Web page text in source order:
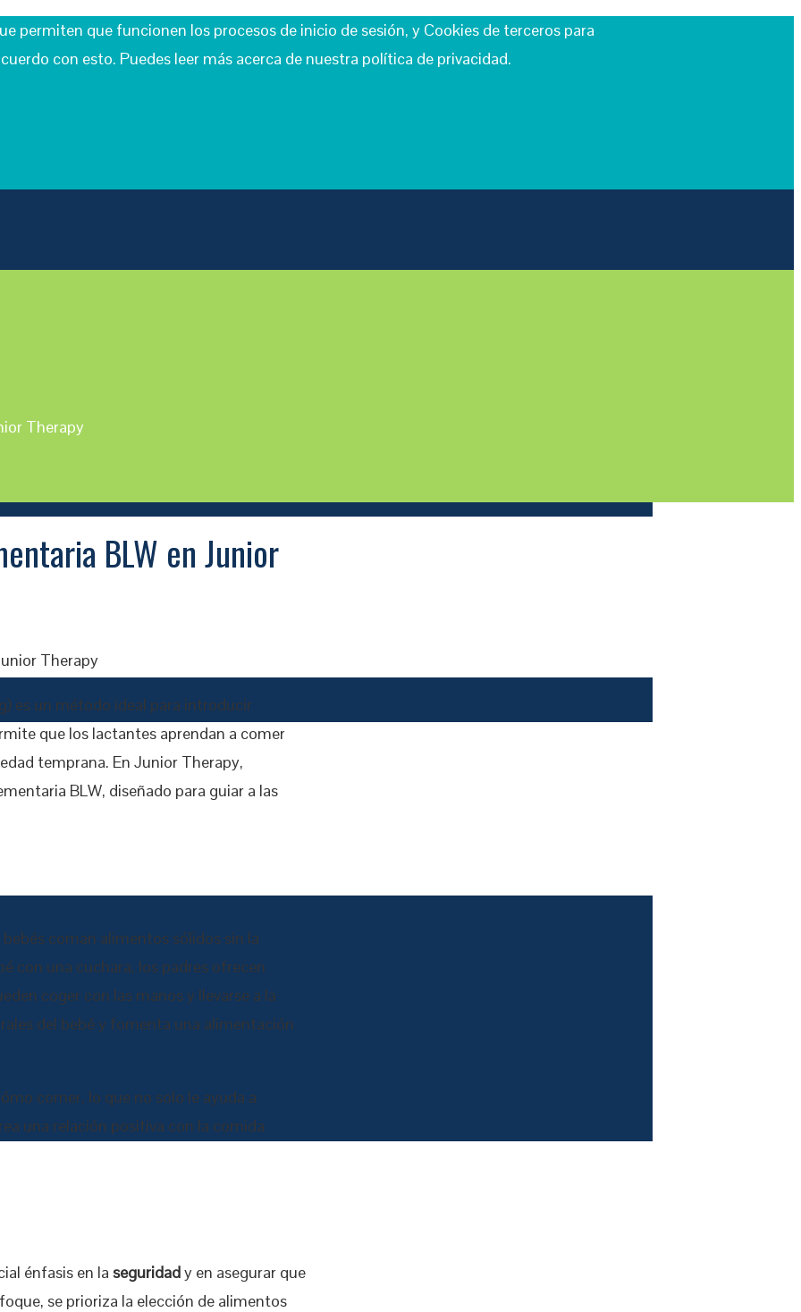
permiten que funcionen los procesos de inicio de sesión, y Cookies de terceros para
con esto. Puedes leer más acerca de nuestra política de privacidad.
Therapy
BLW en Junior
es un método ideal para introducir
que los lactantes aprendan a comer
temprana. En Junior Therapy,
BLW, diseñado para guiar a las
coman alimentos sólidos sin la
con una cuchara, los padres ofrecen
coger con las manos y llevarse a la
del bebé y fomenta una alimentación
comer, lo que no solo le ayuda a
una relación positiva con la comida
énfasis en la seguridady en asegurar que
se prioriza la elección de alimentos